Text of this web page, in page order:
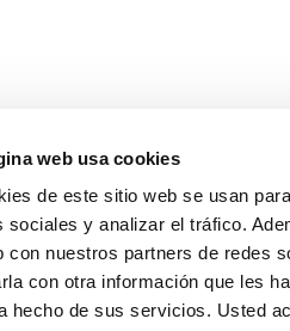
web usa cookies
de este sitio web se usan
sociales y analizar el tráfico.
con nuestros partners de redes
con otra información que les
hecho de sus servicios. Usted